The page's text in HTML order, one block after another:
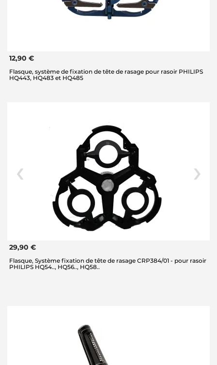
12,90 €
Flasque, système de fixation de tête de rasage pour rasoir PHILIPS
HQ443, HQ483 et HQ485
29,90 €
Flasque, Système fixation de tête de rasage CRP384/01 - pour rasoir
PHILIPS HQ54.., HQ56.., HQ58..